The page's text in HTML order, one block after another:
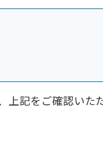
上記をご確認いた